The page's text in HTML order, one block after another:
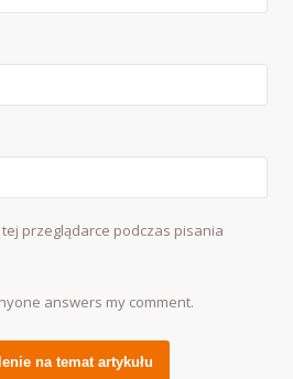
przeglądarce podczas pisania
answers my comment.